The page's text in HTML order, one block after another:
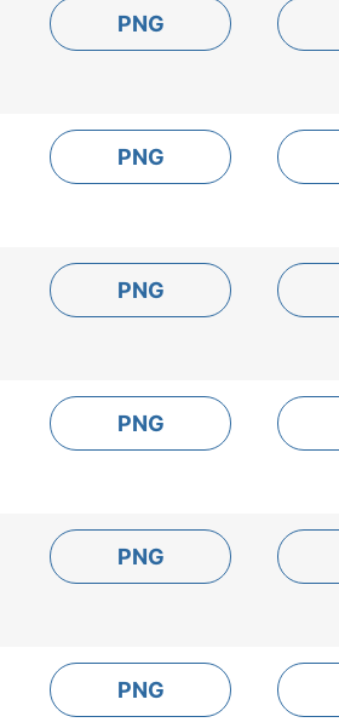
PNG
PNG
PNG
PNG
PNG
PNG